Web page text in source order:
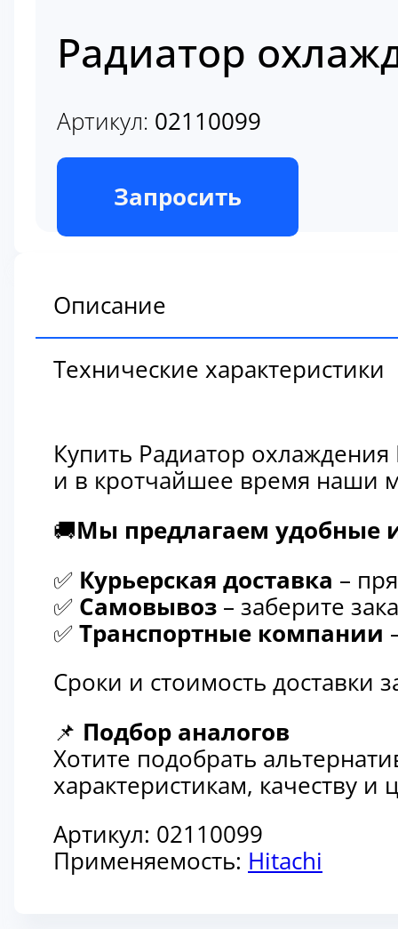
Радиатор
Артикул: 02110099
В наличии
Запросить
Описание
Технические характеристики
Купить Радиатор
и в кротчайшее время наши
🚚Мы предлагаем удобные
✅ Курьерская доставка –
✅ Самовывоз – заберите
✅ Транспортные компании
Сроки и стоимость доставки
📌 Подбор аналогов
Хотите подобрать
характеристикам, качеству
Артикул: 02110099
Применяемость: Hitachi